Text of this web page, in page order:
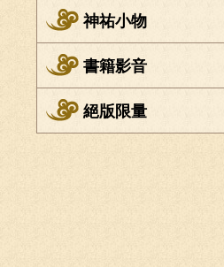
神祐小物
書籍影音
絕版限量